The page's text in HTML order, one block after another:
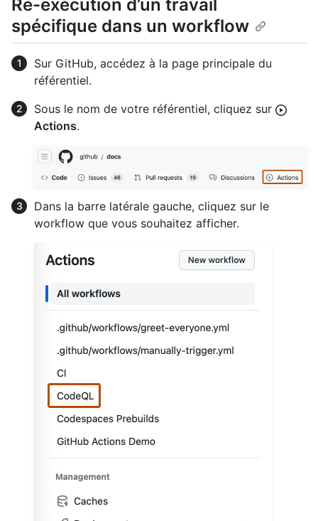
Ré-exécution d’un travail
spécifique dans un workflow
Sur GitHub, accédez à la page principale du
référentiel.
Sous le nom de votre référentiel, cliquez sur
Actions.
Dans la barre latérale gauche, cliquez sur le
workflow que vous souhaitez afficher.